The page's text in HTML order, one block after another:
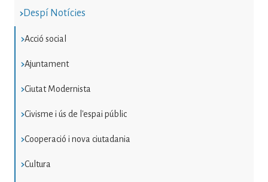
Despí Notícies
Acció social
Ajuntament
Ciutat Modernista
Civisme i ús de l'espai públic
Cooperació i nova ciutadania
Cultura